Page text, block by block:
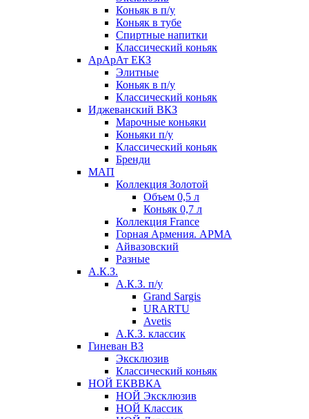
Коньяк в п/у
Коньяк в тубе
Спиртные напитки
Классический коньяк
АрАрАт ЕКЗ
Элитные
Коньяк в п/у
Классический коньяк
Иджеванский ВКЗ
Марочные коньяки
Коньяки п/у
Классический коньяк
Бренди
МАП
Коллекция Золотой
Объем 0,5 л
Коньяк 0,7 л
Коллекция France
Горная Армения. АРМА
Айвазовский
Разные
А.К.З.
А.К.З. п/у
Grand Sargis
URARTU
Avetis
А.К.З. классик
Гиневан ВЗ
Эксклюзив
Классический коньяк
НОЙ ЕКВВКА
НОЙ Эксклюзив
НОЙ Классик